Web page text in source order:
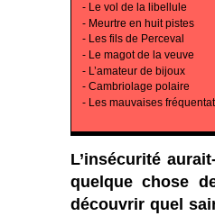
- Le vol de la libellule
- Meurtre en huit pistes
- Les fils de Perceval
- Le magot de la veuve
- L’amateur de bijoux
- Cambriolage polaire
- Les mauvaises
L’insécurité
quelque chose
découvrir quel